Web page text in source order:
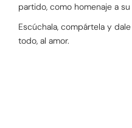
partido, como homenaje a
Escúchala, compártela y
todo, al amor.